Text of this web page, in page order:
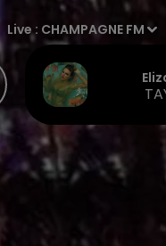
Live : CHAMPAGNE FM